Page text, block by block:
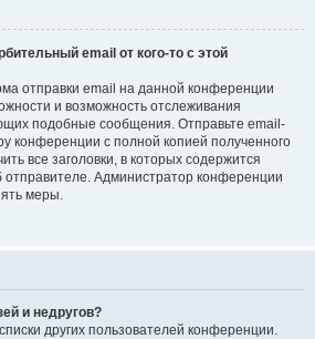
email от кого-то с этой
отправки email на данной конференции
и возможность отслеживания
подобные сообщения. Отправьте email-
конференции с полной копией полученного
все заголовки, в которых содержится
Администратор конференции
меры.
и недругов?
других пользователей конференции.